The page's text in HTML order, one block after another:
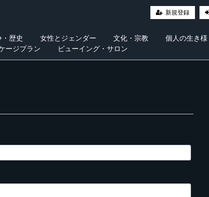
新規登録
・歴史 女性とジェンダー 文化・宗教
個人の生き様
ージプラン ビューイング・サロン